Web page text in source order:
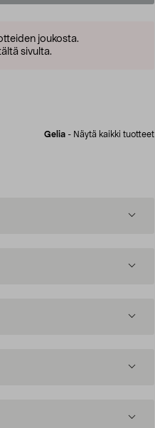
joukosta.
sivulta.
Gelia - Näytä kaikki tuotteet